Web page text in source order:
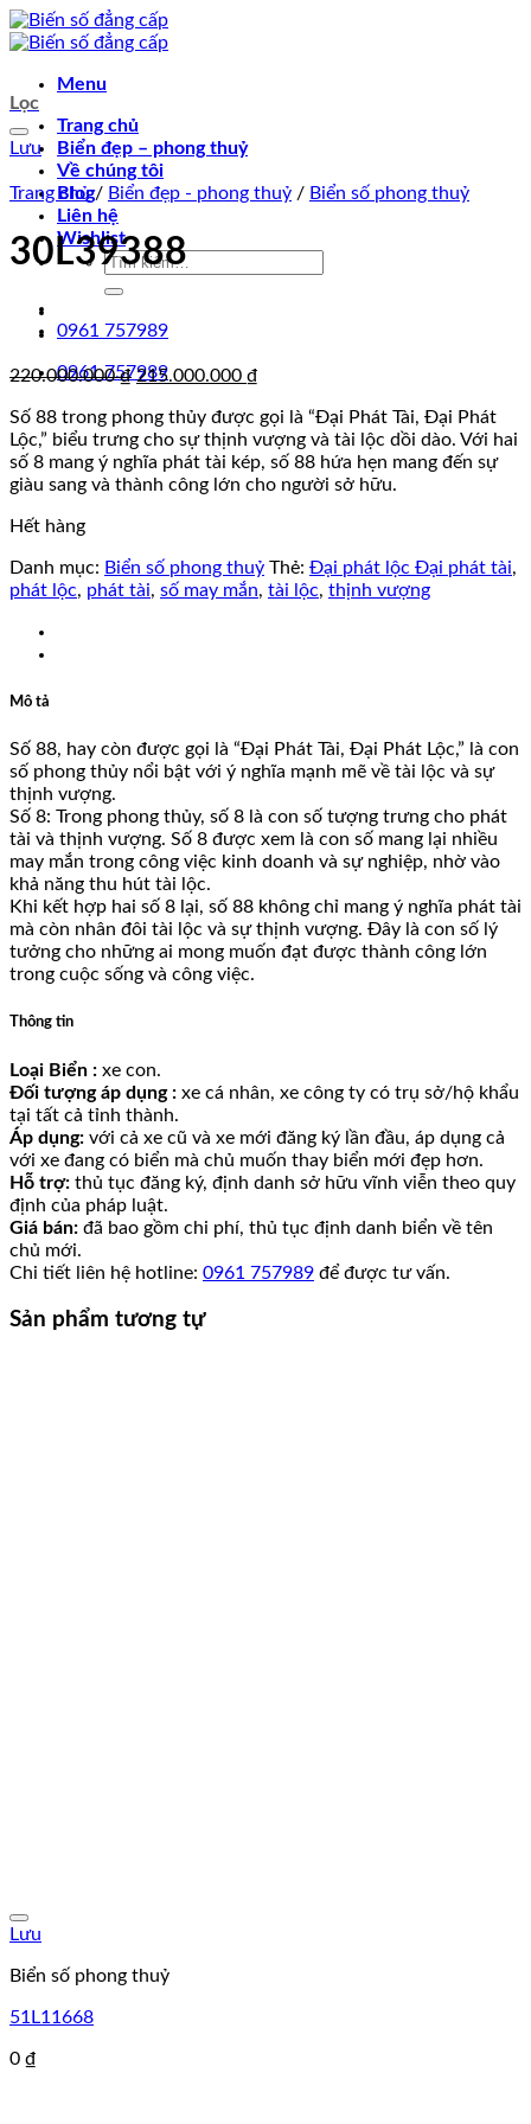
Chuyển
đến
dung
Menu
Trang chủ
Biển đẹp – phong thuỷ
Về chúng tôi
Blog
Liên hệ
Wishlist
Tìm
0961 757989
0961 757989
Lọc
Lưu
Trang chủ / Biển đẹp - phong thuỷ / Biển số phong thuỷ
30L39388
220.000.000₫ Giá
là:
220.000.000 ₫.
215.000.000 ₫
tại
là:
215.000.000 ₫.
Số 88 trong phong thủy được gọi là “Đại Phát Tài, Đại Phát
Lộc,” biểu trưng cho sự thịnh vượng và tài lộc dồi dào. Với hai
số 8 mang ý nghĩa phát tài kép, số 88 hứa hẹn mang đến sự
giàu sang và thành công lớn cho người sở hữu.
Hết hàng
Danh mục: Biển số phong thuỷ Thẻ: Đại phát lộc Đại phát tài,
phát lộc, phát tài, số may mắn, tài lộc, thịnh vượng
Mô tả
Số 88, hay còn được gọi là “Đại Phát Tài, Đại Phát Lộc,” là con
số phong thủy nổi bật với ý nghĩa mạnh mẽ về tài lộc và sự
thịnh vượng.
Số 8: Trong phong thủy, số 8 là con số tượng trưng cho phát
tài và thịnh vượng. Số 8 được xem là con số mang lại nhiều
may mắn trong công việc kinh doanh và sự nghiệp, nhờ vào
khả năng thu hút tài lộc.
Khi kết hợp hai số 8 lại, số 88 không chỉ mang ý nghĩa phát tài
mà còn nhân đôi tài lộc và sự thịnh vượng. Đây là con số lý
tưởng cho những ai mong muốn đạt được thành công lớn
trong cuộc sống và công việc.
Thông tin
Loại Biển : xe con.
Đối tượng áp dụng : xe cá nhân, xe công ty có trụ sở/hộ khẩu
tại tất cả tỉnh thành.
Áp dụng: với cả xe cũ và xe mới đăng ký lần đầu, áp dụng cả
với xe đang có biển mà chủ muốn thay biển mới đẹp hơn.
Hỗ trợ: thủ tục đăng ký, định danh sở hữu vĩnh viễn theo quy
định của pháp luật.
Giá bán: đã bao gồm chi phí, thủ tục định danh biển về tên
chủ mới.
Chi tiết liên hệ hotline: 0961 757989 để được tư vấn.
Sản phẩm tương tự
Lưu
Biển số phong thuỷ
51L11668
0 ₫